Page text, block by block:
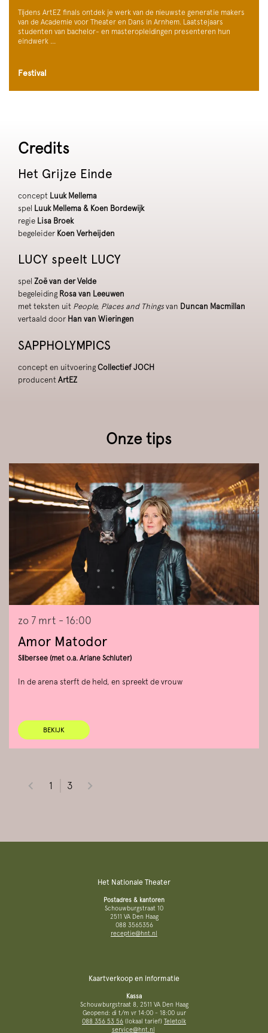
Tijdens ArtEZ finals ontdek je werk van de nieuwste generatie makers
van de Academie voor Theater en Dans in Arnhem. Laatstejaars
studenten van bachelor- en masteropleidingen presenteren hun
eindwerk …
Festival
Credits
Het Grijze Einde
concept Luuk Mellema
spel Luuk Mellema & Koen Bordewijk
regie Lisa Broek
begeleider Koen Verheijden
LUCY speelt LUCY
spel Zoë van der Velde
begeleiding Rosa van Leeuwen
met teksten uit People, Places and Things van Duncan Macmillan
vertaald door Han van Wieringen
SAPPHOLYMPICS
concept en uitvoering Collectief JOCH
producent ArtEZ
Onze tips
Amor Matodor
Silbersee (met o.a. Ariane Schluter)
In de arena sterft de held, en spreekt de vrouw
zo 7 mrt - 16:00
BEKIJK
1 3
Het Nationale Theater
Postadres & kantoren
Schouwburgstraat 10
2511 VA Den Haag
088 3565356
receptie@hnt.nl
Kaartverkoop en informatie
Kassa
Schouwburgstraat 8, 2511 VA Den Haag
Geopend: di t/m vr 14:00 - 18:00 uur
088 356 53 56 (lokaal tarief) Teletolk
service@hnt.nl